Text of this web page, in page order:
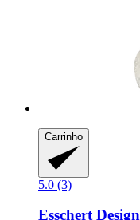
Carrinho
5.0 (3)
Esschert Design